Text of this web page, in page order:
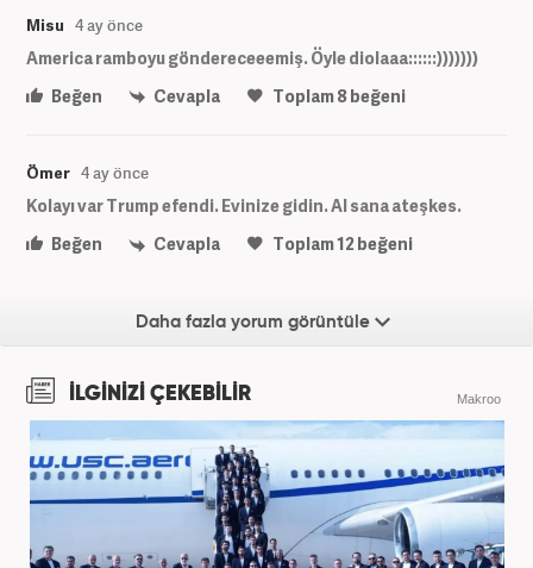
Misu 4 ay önce
America ramboyu göndereceeemiş. Öyle diolaaa::::::)))))))
Beğen
Cevapla Toplam8beğeni
Ömer 4 ay önce
Kolayı var Trump efendi. Evinize gidin. Al sana ateşkes.
Beğen
Cevapla Toplam12beğeni
Daha fazla yorum görüntüle
İLGİNİZİ ÇEKEBİLİR Makroo